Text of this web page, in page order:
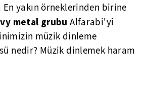
yakın örneklerinden birine
metal grubuAlfarabi'yi
müzik dinleme
nedir? Müzik dinlemek haram